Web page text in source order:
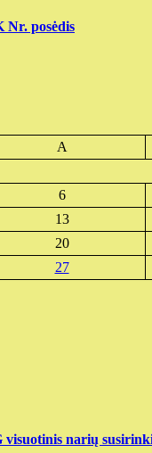
Nr. posėdis
A
6
13
20
27
narių